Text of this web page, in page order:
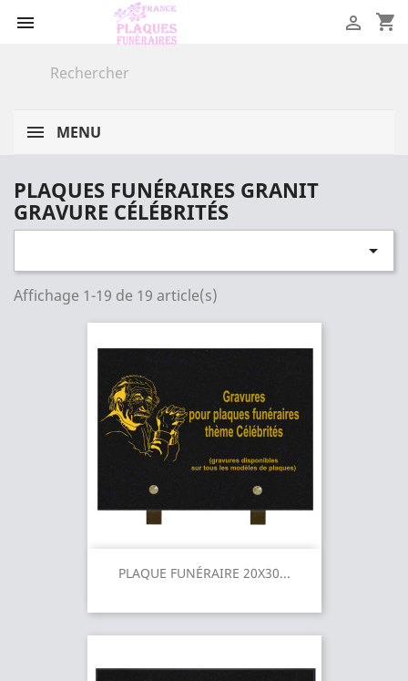
 shopping_cart

MENU
PLAQUES FUNÉRAIRES GRANIT
GRAVURE CÉLÉBRITÉS

Affichage 1-19 de 19 article(s)
PLAQUE FUNÉRAIRE 20X30...